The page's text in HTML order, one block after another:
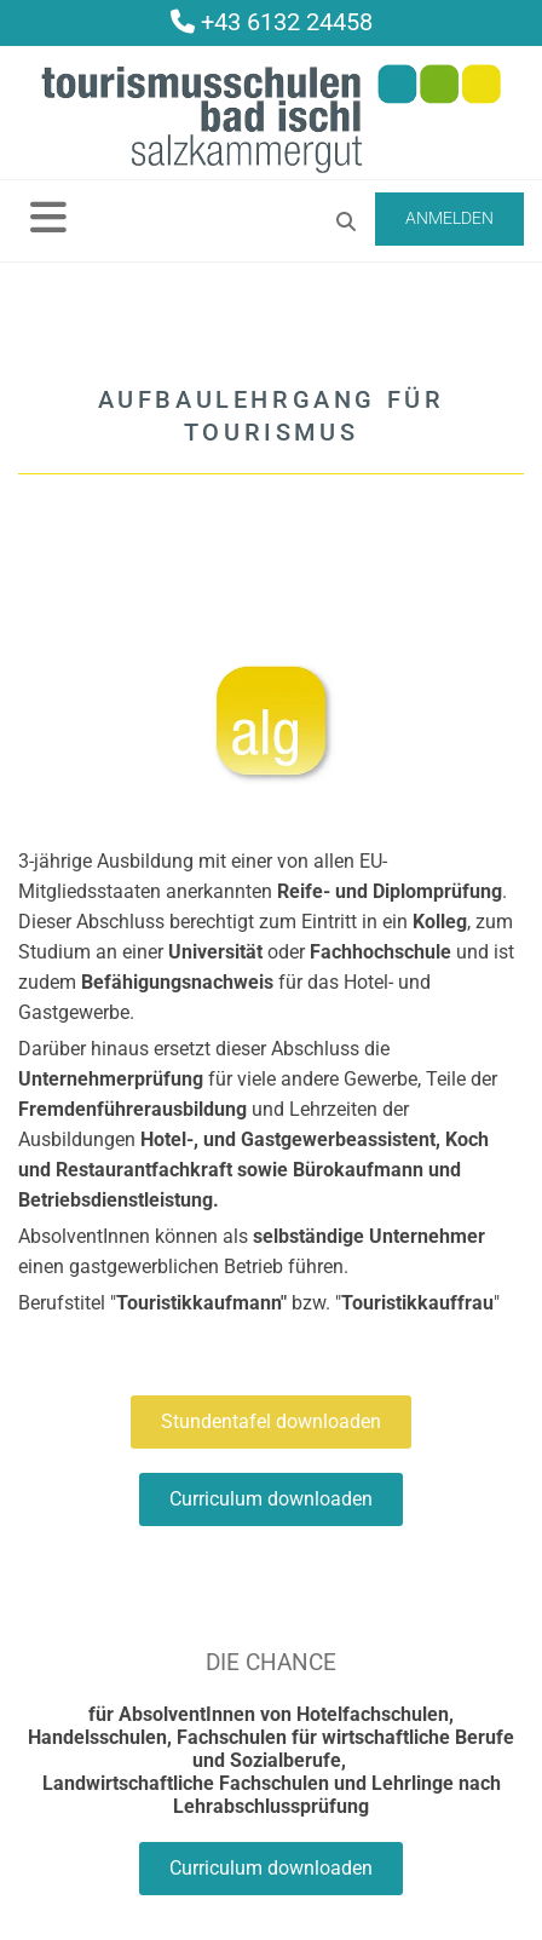
+43 6132 24458
ANMELDEN
AUFBAULEHRGANG FÜR
TOURISMUS
3-jährige Ausbildung mit einer von allen EU-
Mitgliedsstaaten anerkannten Reife- und Diplomprüfung.
Dieser Abschluss berechtigt zum Eintritt in ein Kolleg, zum
Studium an einer Universität oder Fachhochschule und ist
zudem Befähigungsnachweis für das Hotel- und
Gastgewerbe.
Darüber hinaus ersetzt dieser Abschluss die
Unternehmerprüfung für viele andere Gewerbe, Teile der
Fremdenführerausbildung und Lehrzeiten der
Ausbildungen Hotel-, und Gastgewerbeassistent, Koch
und Restaurantfachkraft sowie Bürokaufmann und
Betriebsdienstleistung.
AbsolventInnen können als selbständige Unternehmer
einen gastgewerblichen Betrieb führen.
Berufstitel "Touristikkaufmann" bzw. "Touristikkauffrau"
Stundentafel downloaden
Curriculum downloaden
DIE CHANCE
für AbsolventInnen von Hotelfachschulen,
Handelsschulen, Fachschulen für wirtschaftliche Berufe
und Sozialberufe,
Landwirtschaftliche Fachschulen und Lehrlinge nach
Lehrabschlussprüfung
Curriculum downloaden